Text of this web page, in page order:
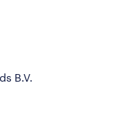
B.V.